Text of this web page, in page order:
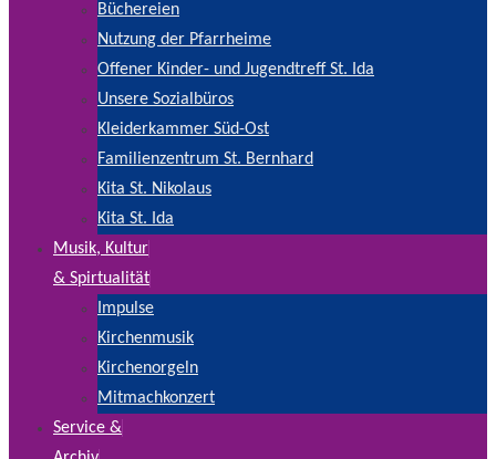
Büchereien
Nutzung der Pfarrheime
Offener Kinder- und Jugendtreff St. Ida
Unsere Sozialbüros
Kleiderkammer Süd-Ost
Familienzentrum St. Bernhard
Kita St. Nikolaus
Kita St. Ida
Musik, Kultur
& Spirtualität
Impulse
Kirchenmusik
Kirchenorgeln
Mitmachkonzert
Service &